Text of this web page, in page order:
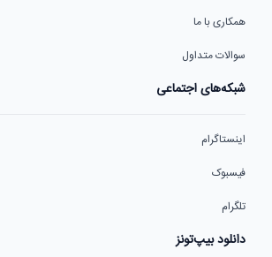
همکاری با ما
سوالات متداول
شبکه‌های اجتماعی
اینستاگرام
فیسبوک
تلگرام
دانلود بیپ‌تونز